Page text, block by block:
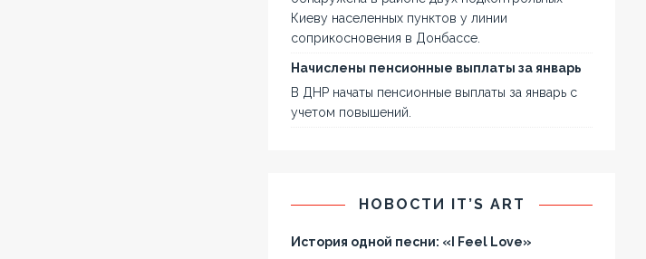
Киеву населенных пунктов у линии
соприкосновения в Донбассе.
Начислены пенсионные выплаты за январь
В ДНР начаты пенсионные выплаты за январь с
учетом повышений.
НОВОСТИ IT’S ART
История одной песни: «I Feel Love»